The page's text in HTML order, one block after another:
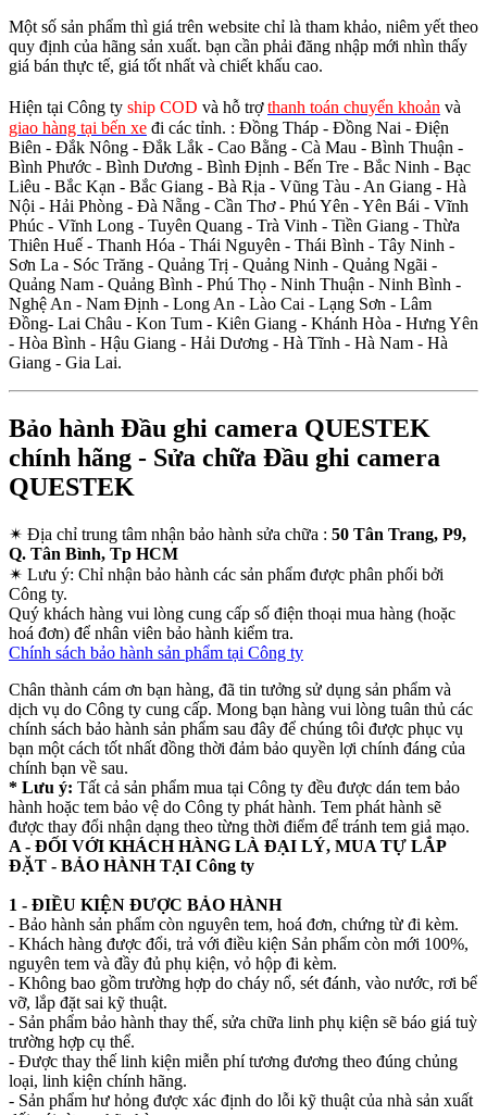
Một số sản phẩm thì giá trên website chỉ là tham khảo, niêm yết theo
quy định của hãng sản xuất. bạn cần phải đăng nhập mới nhìn thấy
giá bán thực tế, giá tốt nhất và chiết khấu cao.
Hiện tại Công ty ship COD và hỗ trợthanh toán chuyển khoản và
giao hàng tại bến xe đi các tỉnh. : Đồng Tháp - Đồng Nai - Điện
Biên - Đắk Nông - Đắk Lắk - Cao Bằng - Cà Mau - Bình Thuận -
Bình Phước - Bình Dương - Bình Định - Bến Tre - Bắc Ninh - Bạc
Liêu - Bắc Kạn - Bắc Giang - Bà Rịa - Vũng Tàu - An Giang - Hà
Nội - Hải Phòng - Đà Nẵng - Cần Thơ - Phú Yên - Yên Bái - Vĩnh
Phúc - Vĩnh Long - Tuyên Quang - Trà Vinh - Tiền Giang - Thừa
Thiên Huế - Thanh Hóa - Thái Nguyên - Thái Bình - Tây Ninh -
Sơn La - Sóc Trăng - Quảng Trị - Quảng Ninh - Quảng Ngãi -
Quảng Nam - Quảng Bình - Phú Thọ - Ninh Thuận - Ninh Bình -
Nghệ An - Nam Định - Long An - Lào Cai - Lạng Sơn - Lâm
Đồng- Lai Châu - Kon Tum - Kiên Giang - Khánh Hòa - Hưng Yên
- Hòa Bình - Hậu Giang - Hải Dương - Hà Tĩnh - Hà Nam - Hà
Giang - Gia Lai.
Bảo hành Đầu ghi camera QUESTEK
chính hãng - Sửa chữa Đầu ghi camera
QUESTEK
✴ Địa chỉ trung tâm nhận bảo hành sửa chữa : 50 Tân Trang, P9,
Q. Tân Bình, Tp HCM
✴ Lưu ý: Chỉ nhận bảo hành các sản phẩm được phân phối bởi
Công ty.
Quý khách hàng vui lòng cung cấp số điện thoại mua hàng (hoặc
hoá đơn) để nhân viên bảo hành kiểm tra.
Chính sách bảo hành sản phẩm tại Công ty
Chân thành cám ơn bạn hàng, đã tin tưởng sử dụng sản phẩm và
dịch vụ do Công ty cung cấp. Mong bạn hàng vui lòng tuân thủ các
chính sách bảo hành sản phẩm sau đây để chúng tôi được phục vụ
bạn một cách tốt nhất đồng thời đảm bảo quyền lợi chính đáng của
chính bạn về sau.
* Lưu ý: Tất cả sản phẩm mua tại Công ty đều được dán tem bảo
hành hoặc tem bảo vệ do Công ty phát hành. Tem phát hành sẽ
được thay đổi nhận dạng theo từng thời điểm để tránh tem giả mạo.
A - ĐỐI VỚI KHÁCH HÀNG LÀ ĐẠI LÝ, MUA TỰ LẮP
ĐẶT - BẢO HÀNH TẠI Công ty
1 - ĐIỀU KIỆN ĐƯỢC BẢO HÀNH
- Bảo hành sản phẩm còn nguyên tem, hoá đơn, chứng từ đi kèm.
- Khách hàng được đổi, trả với điều kiện Sản phẩm còn mới 100%,
nguyên tem và đầy đủ phụ kiện, vỏ hộp đi kèm.
- Không bao gồm trường hợp do cháy nổ, sét đánh, vào nước, rơi bể
vỡ, lắp đặt sai kỹ thuật.
- Sản phẩm bảo hành thay thế, sửa chữa linh phụ kiện sẽ báo giá tuỳ
trường hợp cụ thể.
- Được thay thế linh kiện miễn phí tương đương theo đúng chủng
loại, linh kiện chính hãng.
- Sản phẩm hư hỏng được xác định do lỗi kỹ thuật của nhà sản xuất